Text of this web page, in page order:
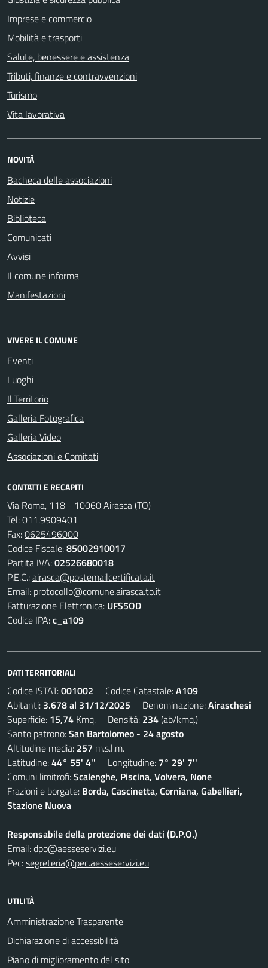
Imprese e commercio
Mobilità e trasporti
Salute, benessere e assistenza
Tributi, finanze e contravvenzioni
Turismo
Vita lavorativa
NOVITÀ
Bacheca delle associazioni
Notizie
Biblioteca
Comunicati
Avvisi
Il comune informa
Manifestazioni
VIVERE IL COMUNE
Eventi
Luoghi
Il Territorio
Galleria Fotografica
Galleria Video
Associazioni e Comitati
CONTATTI E RECAPITI
Via Roma, 118 - 10060 Airasca (TO)
Tel:011.9909401
Fax:0625496000
Codice Fiscale:85002910017
Partita IVA:02526680018
P.E.C.:airasca@postemailcertificata.it
Email: protocollo@comune.airasca.to.it
Fatturazione Elettronica: UFS5OD
Codice IPA:c_a109
DATI TERRITORIALI
Codice ISTAT:001002 Codice Catastale:A109
Abitanti: 3.678 al 31/12/2025 Denominazione:Airaschesi
Superficie: 15,74 Kmq. Densità: 234(ab/kmq.)
Santo patrono:San Bartolomeo - 24 agosto
Altitudine media: 257 m.s.l.m.
Latitudine:44° 55' 4'' Longitudine: 7° 29' 7''
Comuni limitrofi:Scalenghe, Piscina, Volvera, None
Frazioni e borgate: Borda, Cascinetta, Corniana, Gabellieri,
Stazione Nuova
Responsabile della protezione dei dati (D.P.O.)
Email:dpo@aesseservizi.eu
Pec:segreteria@pec.aesseservizi.eu
UTILITÀ
Amministrazione Trasparente
Dichiarazione di accessibilità
Piano di miglioramento del sito